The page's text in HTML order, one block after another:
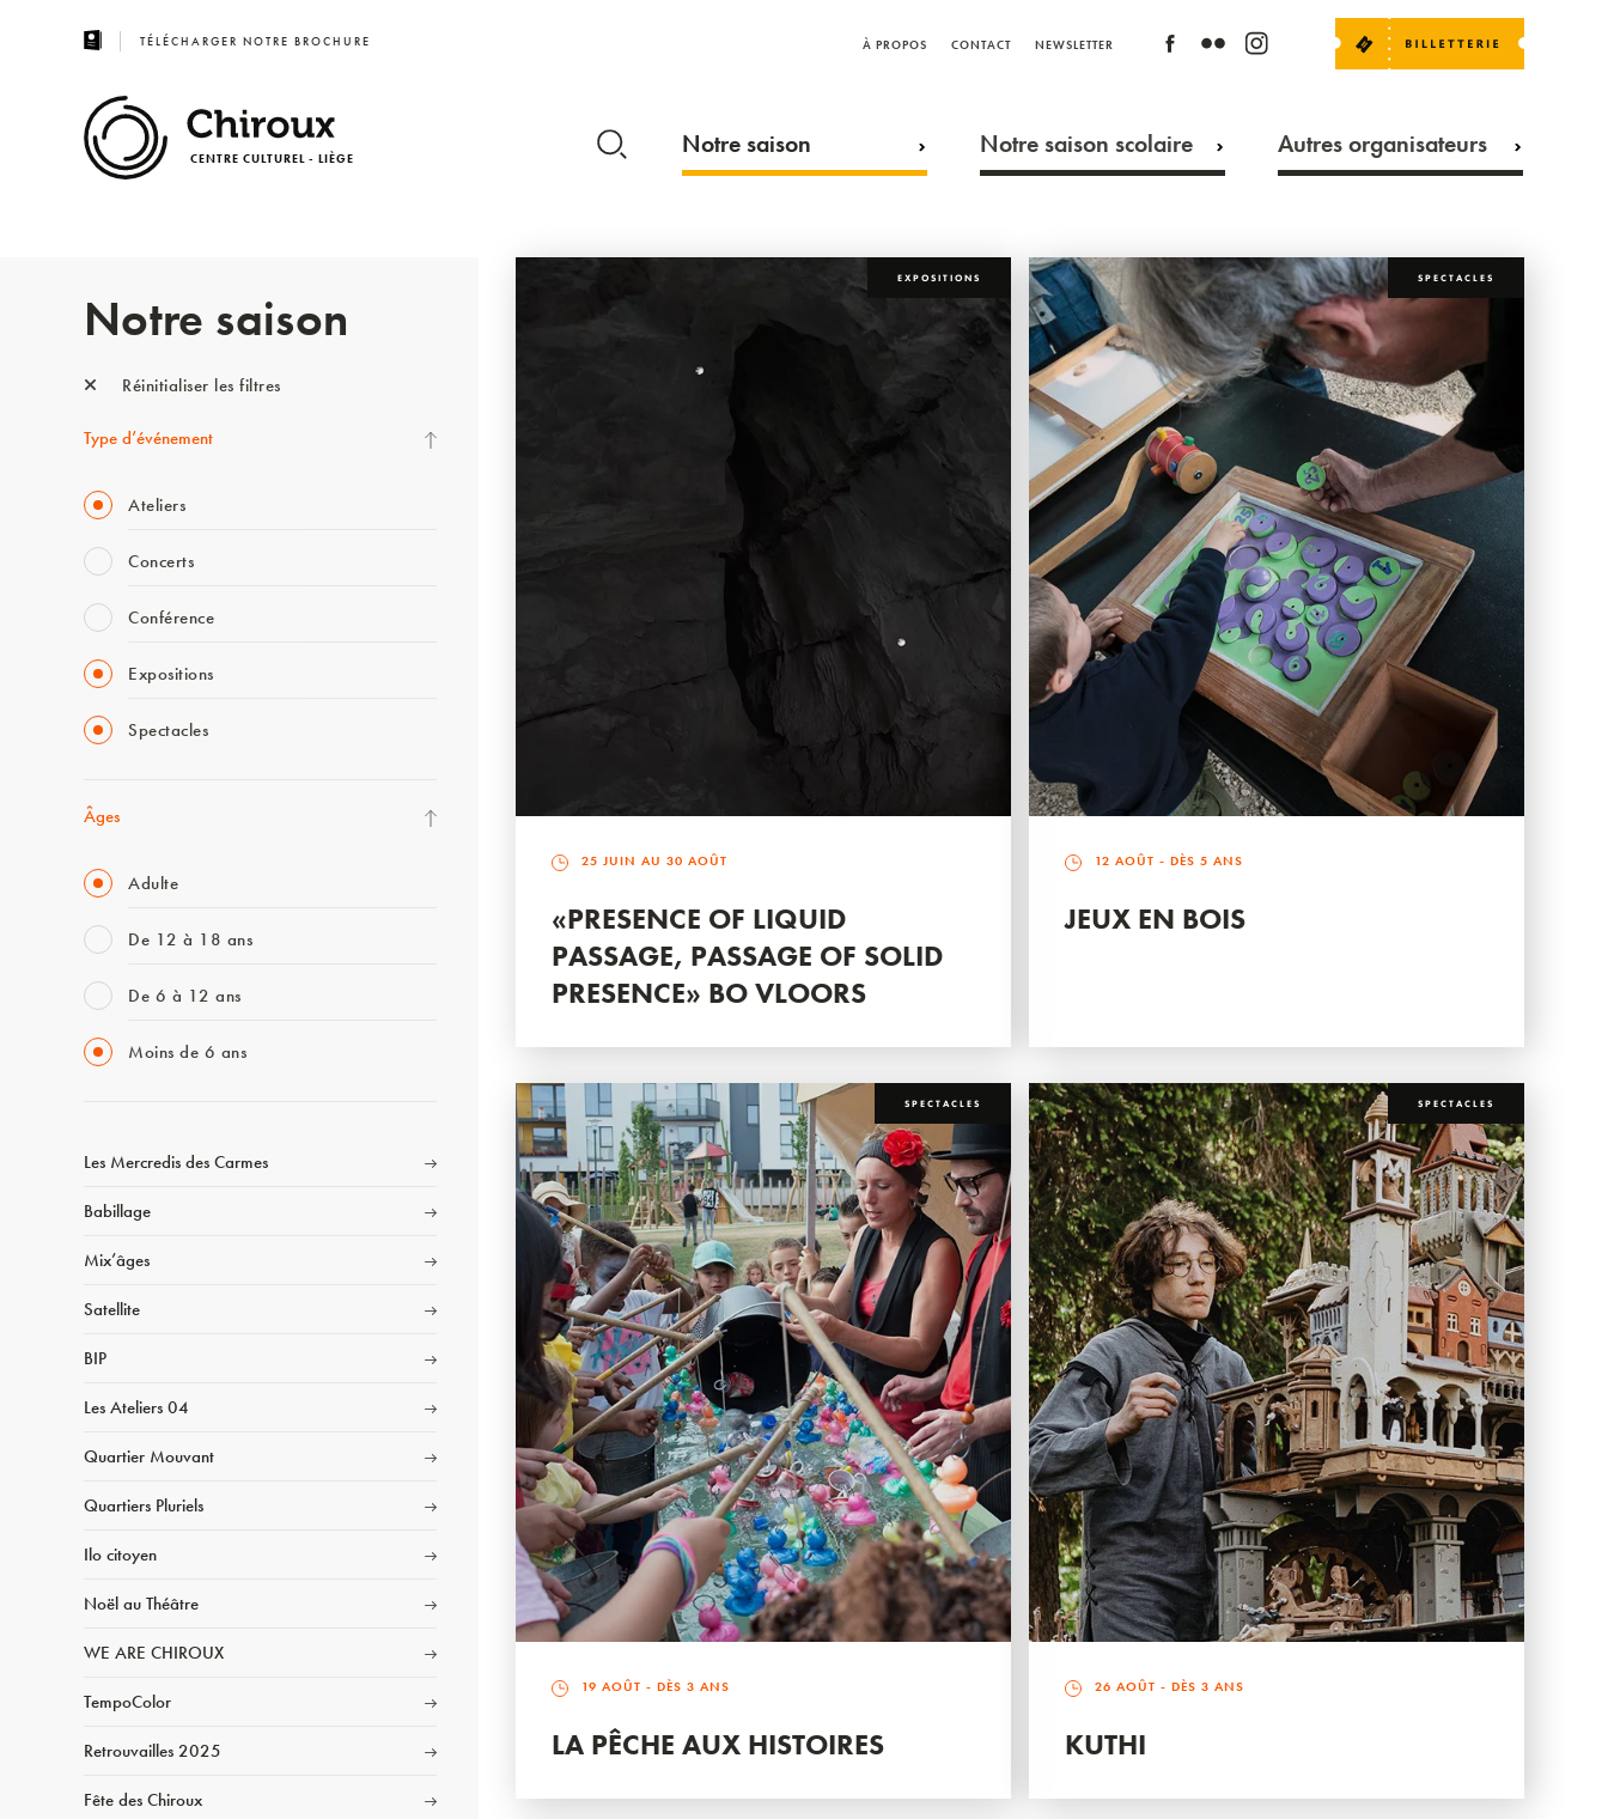
TÉLÉCHARGER NOTRE BROCHURE À PROPOS CONTACT NEWSLETTER
CENTRE CULTUREL - LIÈGE Notre saison Notre saison scolaire Autres organisateurs
Notre saison
Réinitialiser les filtres
Type d’événement
Ateliers
Concerts
Conférence
Expositions
Spectacles
Âges
Adulte
De 12 à 18 ans
De 6 à 12 ans
Moins de 6 ans
Les Mercredis des Carmes
Babillage
Mix’âges
Satellite
BIP
Les Ateliers 04
Quartier Mouvant
Quartiers Pluriels
Ilo citoyen
Noël au Théâtre
WE ARE CHIROUX
TempoColor
Retrouvailles 2025
Fête des Chiroux
EXPOSITIONS
25 JUIN AU 30 AOÛT
«PRESENCE OF LIQUID
PASSAGE, PASSAGE OF SOLID
PRESENCE» BO VLOORS
SPECTACLES
12 AOÛT - DÈS 5 ANS
JEUX EN BOIS
SPECTACLES
19 AOÛT - DÈS 3 ANS
LA PÊCHE AUX HISTOIRES
SPECTACLES
26 AOÛT - DÈS 3 ANS
KUTHI